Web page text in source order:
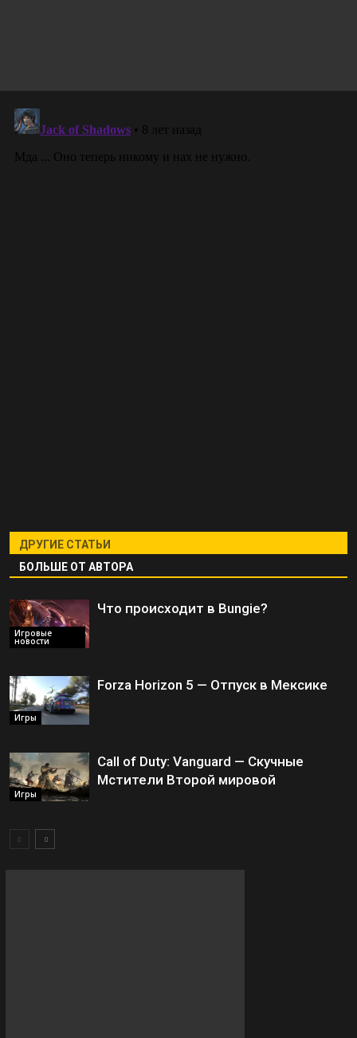
ДРУГИЕ СТАТЬИ
БОЛЬШЕ ОТ АВТОРА
Игровые
новости
Что происходит в Bungie?
Игры
Forza Horizon 5 — Отпуск в Мексике
Игры
Call of Duty: Vanguard — Скучные
Мстители Второй мировой